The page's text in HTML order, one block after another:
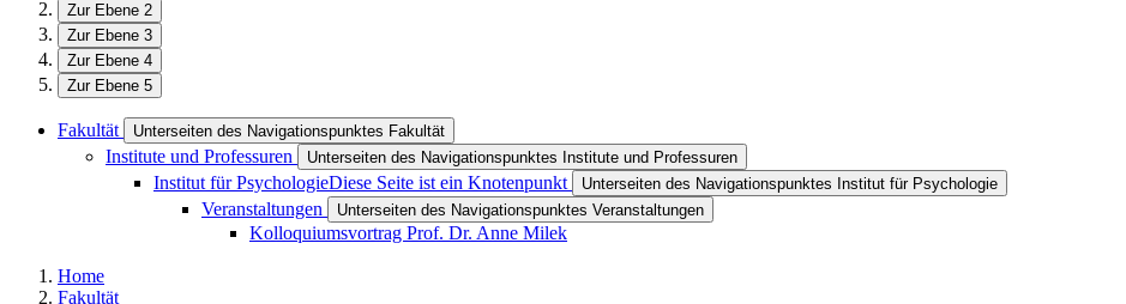
Zur Ebene 2
Zur Ebene 3
Zur Ebene 4
Zur Ebene 5
Fakultät Unterseiten des Navigationspunktes Fakultät
Institute und Professuren Unterseiten des Navigationspunktes Institute und Professuren
Institut für PsychologieDiese Seite ist ein Knotenpunkt Unterseiten des Navigationspunktes Institut für Psychologie
Veranstaltungen Unterseiten des Navigationspunktes Veranstaltungen
Kolloquiumsvortrag Prof. Dr. Anne Milek
Home
Fakultät